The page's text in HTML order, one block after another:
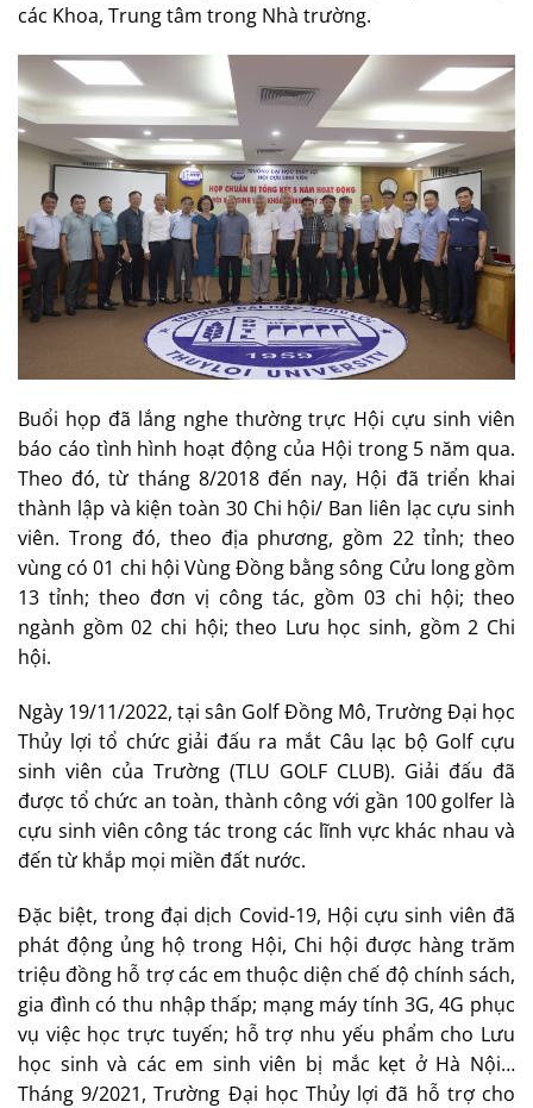
các Khoa, Trung tâm trong Nhà trường.
Buổi họp đã lắng nghe thường trực Hội cựu sinh viên
báo cáo tình hình hoạt động của Hội trong 5 năm qua.
Theo đó, từ tháng 8/2018 đến nay, Hội đã triển khai
thành lập và kiện toàn 30 Chi hội/ Ban liên lạc cựu sinh
viên. Trong đó, theo địa phương, gồm 22 tỉnh; theo
vùng có 01 chi hội Vùng Đồng bằng sông Cửu long gồm
13 tỉnh; theo đơn vị công tác, gồm 03 chi hội; theo
ngành gồm 02 chi hội; theo Lưu học sinh, gồm 2 Chi
hội.
Ngày 19/11/2022, tại sân Golf Đồng Mô, Trường Đại học
Thủy lợi tổ chức giải đấu ra mắt Câu lạc bộ Golf cựu
sinh viên của Trường (TLU GOLF CLUB). Giải đấu đã
được tổ chức an toàn, thành công với gần 100 golfer là
cựu sinh viên công tác trong các lĩnh vực khác nhau và
đến từ khắp mọi miền đất nước.
Đặc biệt, trong đại dịch Covid-19, Hội cựu sinh viên đã
phát động ủng hộ trong Hội, Chi hội được hàng trăm
triệu đồng hỗ trợ các em thuộc diện chế độ chính sách,
gia đình có thu nhập thấp; mạng máy tính 3G, 4G phục
vụ việc học trực tuyến; hỗ trợ nhu yếu phẩm cho Lưu
học sinh và các em sinh viên bị mắc kẹt ở Hà Nội…
Tháng 9/2021, Trường Đại học Thủy lợi đã hỗ trợ cho